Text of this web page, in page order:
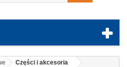
Części i akcesoria